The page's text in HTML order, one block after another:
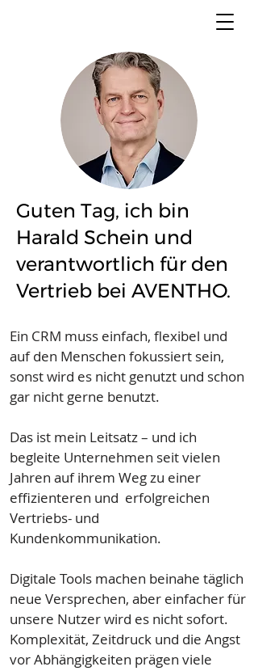
Guten Tag, ich bin
Harald Schein und
verantwortlich für den
Vertrieb bei AVENTHO.
Ein CRM muss einfach, flexibel und
auf den Menschen fokussiert sein,
sonst wird es nicht genutzt und schon
gar nicht gerne benutzt.
Das ist mein Leitsatz – und ich
begleite Unternehmen seit vielen
Jahren auf ihrem Weg zu einer
effizienteren und erfolgreichen
Vertriebs- und
Kundenkommunikation.
Digitale Tools machen beinahe täglich
neue Versprechen, aber einfacher für
unsere Nutzer wird es nicht sofort.
Komplexität, Zeitdruck und die Angst
vor Abhängigkeiten prägen viele